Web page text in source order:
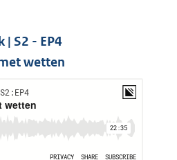
S2 - EP4
wetten